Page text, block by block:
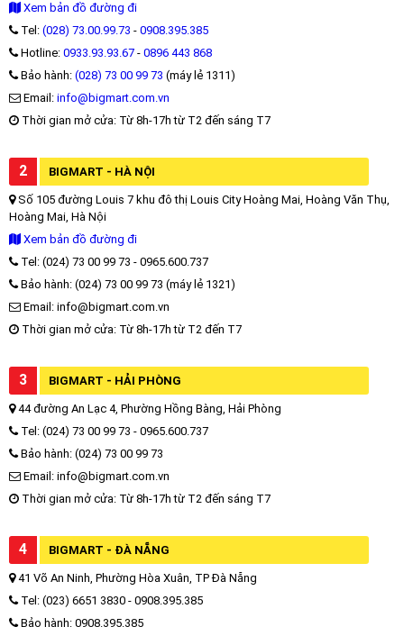
Xem bản đồ đường đi
Tel: (028) 73.00.99.73 - 0908.395.385
Hotline: 0933.93.93.67 - 0896 443 868
Bảo hành: (028) 73 00 99 73 (máy lẻ 1311)
Email: info@bigmart.com.vn
Thời gian mở cửa: Từ 8h-17h từ T2 đến sáng T7
2 BIGMART - HÀ NỘI
Số 105 đường Louis 7 khu đô thị Louis City Hoàng Mai, Hoàng Văn Thụ,
Hoàng Mai, Hà Nội
Xem bản đồ đường đi
Tel: (024) 73 00 99 73 - 0965.600.737
Bảo hành: (024) 73 00 99 73 (máy lẻ 1321)
Email: info@bigmart.com.vn
Thời gian mở cửa: Từ 8h-17h từ T2 đến T7
3 BIGMART - HẢI PHÒNG
44 đường An Lạc 4, Phường Hồng Bàng, Hải Phòng
Tel: (024) 73 00 99 73 - 0965.600.737
Bảo hành: (024) 73 00 99 73
Email: info@bigmart.com.vn
Thời gian mở cửa: Từ 8h-17h từ T2 đến sáng T7
4 BIGMART - ĐÀ NẴNG
41 Võ An Ninh, Phường Hòa Xuân, TP Đà Nẵng
Tel: (023) 6651 3830 - 0908.395.385
Bảo hành: 0908.395.385